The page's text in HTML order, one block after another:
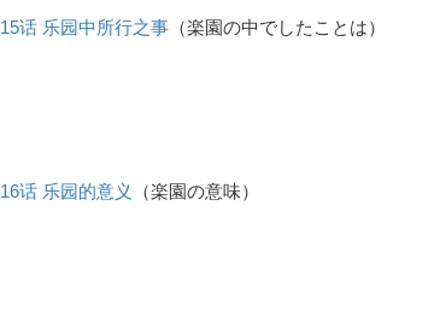
15话 乐园中所行之事（楽園の中でしたことは）
16话 乐园的意义 （楽園の意味）